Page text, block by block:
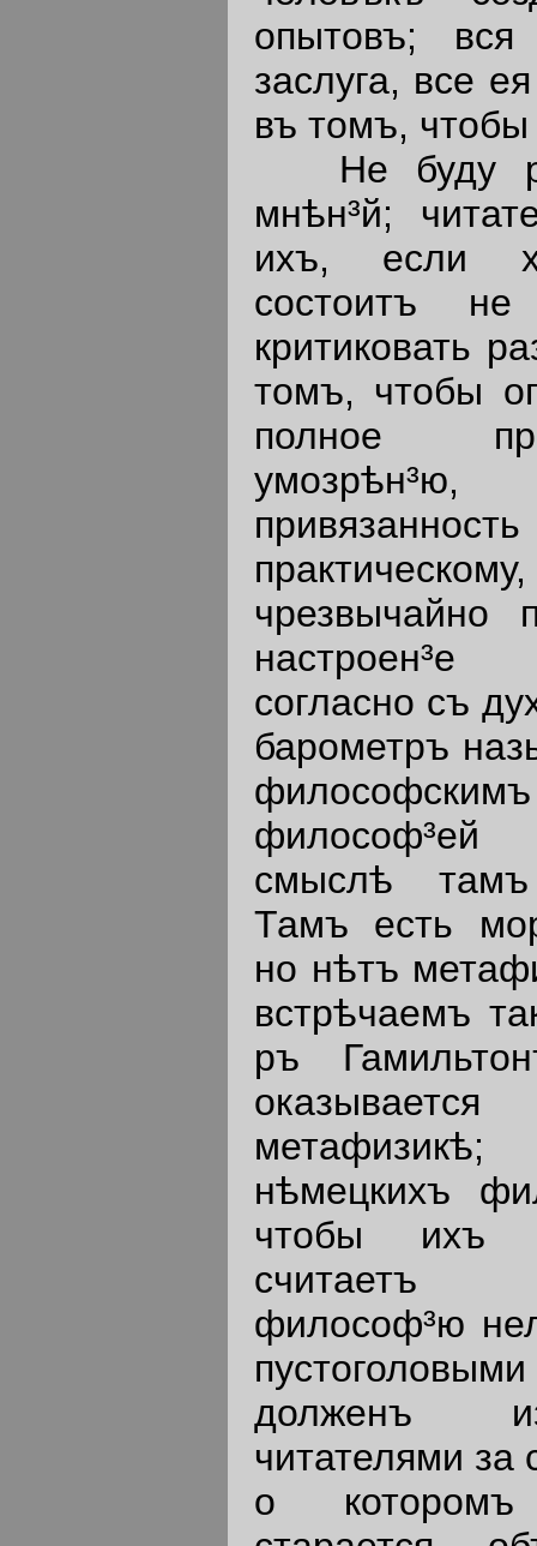
опытовъ;
заслуга, все
въ томъ,
Не буду
мнѣн³й;
ихъ, если
состоитъ
критиковать
томъ, чтобы
полное
чрезвычайно
согласно съ
барометръ
философ³ей
смыслѣ
Тамъ есть
но нѣтъ
встрѣчаемъ
ръ
нѣмецкихъ
чтобы ихъ
считаетъ
философ³ю
долженъ
читателями за
о которомъ